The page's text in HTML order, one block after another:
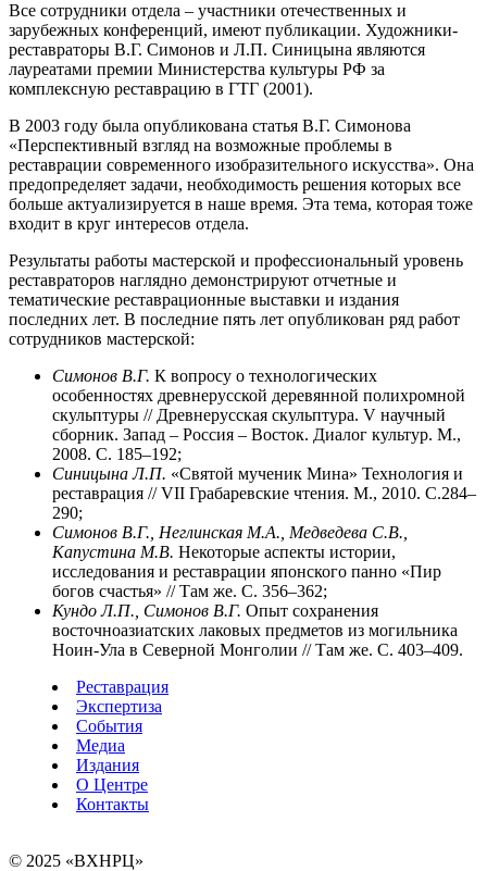
Все сотрудники отдела – участники отечественных и
зарубежных конференций, имеют публикации. Художники-
реставраторы В.Г. Симонов и Л.П. Синицына являются
лауреатами премии Министерства культуры РФ за
комплексную реставрацию в ГТГ (2001).
В 2003 году была опубликована статья В.Г. Симонова
«Перспективный взгляд на возможные проблемы в
реставрации современного изобразительного искусства». Она
предопределяет задачи, необходимость решения которых все
больше актуализируется в наше время. Эта тема, которая тоже
входит в круг интересов отдела.
Результаты работы мастерской и профессиональный уровень
реставраторов наглядно демонстрируют отчетные и
тематические реставрационные выставки и издания
последних лет. В последние пять лет опубликован ряд работ
сотрудников мастерской:
Симонов В.Г. К вопросу о технологических
особенностях древнерусской деревянной полихромной
скульптуры // Древнерусская скульптура. V научный
сборник. Запад – Россия – Восток. Диалог культур. М.,
2008. С. 185–192;
Синицына Л.П. «Святой мученик Мина» Технология и
реставрация // VII Грабаревские чтения. М., 2010. С.284–
290;
Симонов В.Г., Неглинская М.А., Медведева С.В.,
Капустина М.В. Некоторые аспекты истории,
исследования и реставрации японского панно «Пир
богов счастья» // Там же. С. 356–362;
Кундо Л.П., Симонов В.Г. Опыт сохранения
восточноазиатских лаковых предметов из могильника
Ноин-Ула в Северной Монголии // Там же. С. 403–409.
Реставрация
Экспертиза
События
Медиа
Издания
О Центре
Контакты
© 2025 «ВХНРЦ»